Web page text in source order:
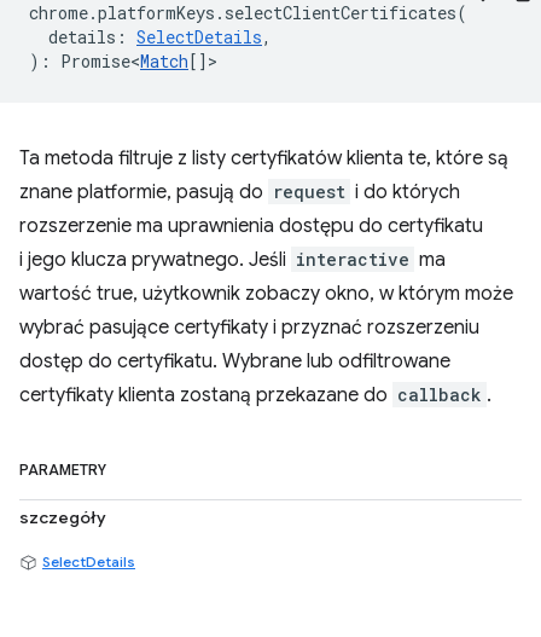
chrome.platformKeys . selectClientCertificates(
details : SelectDetails,
) : Promise<Match[] >
Ta metoda filtruje z listy certyfikatów klienta te, które są
znane platformie, pasują do request i do których
rozszerzenie ma uprawnienia dostępu do certyfikatu
i jego klucza prywatnego. Jeśli interactive ma
wartość true, użytkownik zobaczy okno, w którym może
wybrać pasujące certyfikaty i przyznać rozszerzeniu
dostęp do certyfikatu. Wybrane lub odfiltrowane
certyfikaty klienta zostaną przekazane do callback .
PARAMETRY
szczegóły
SelectDetails